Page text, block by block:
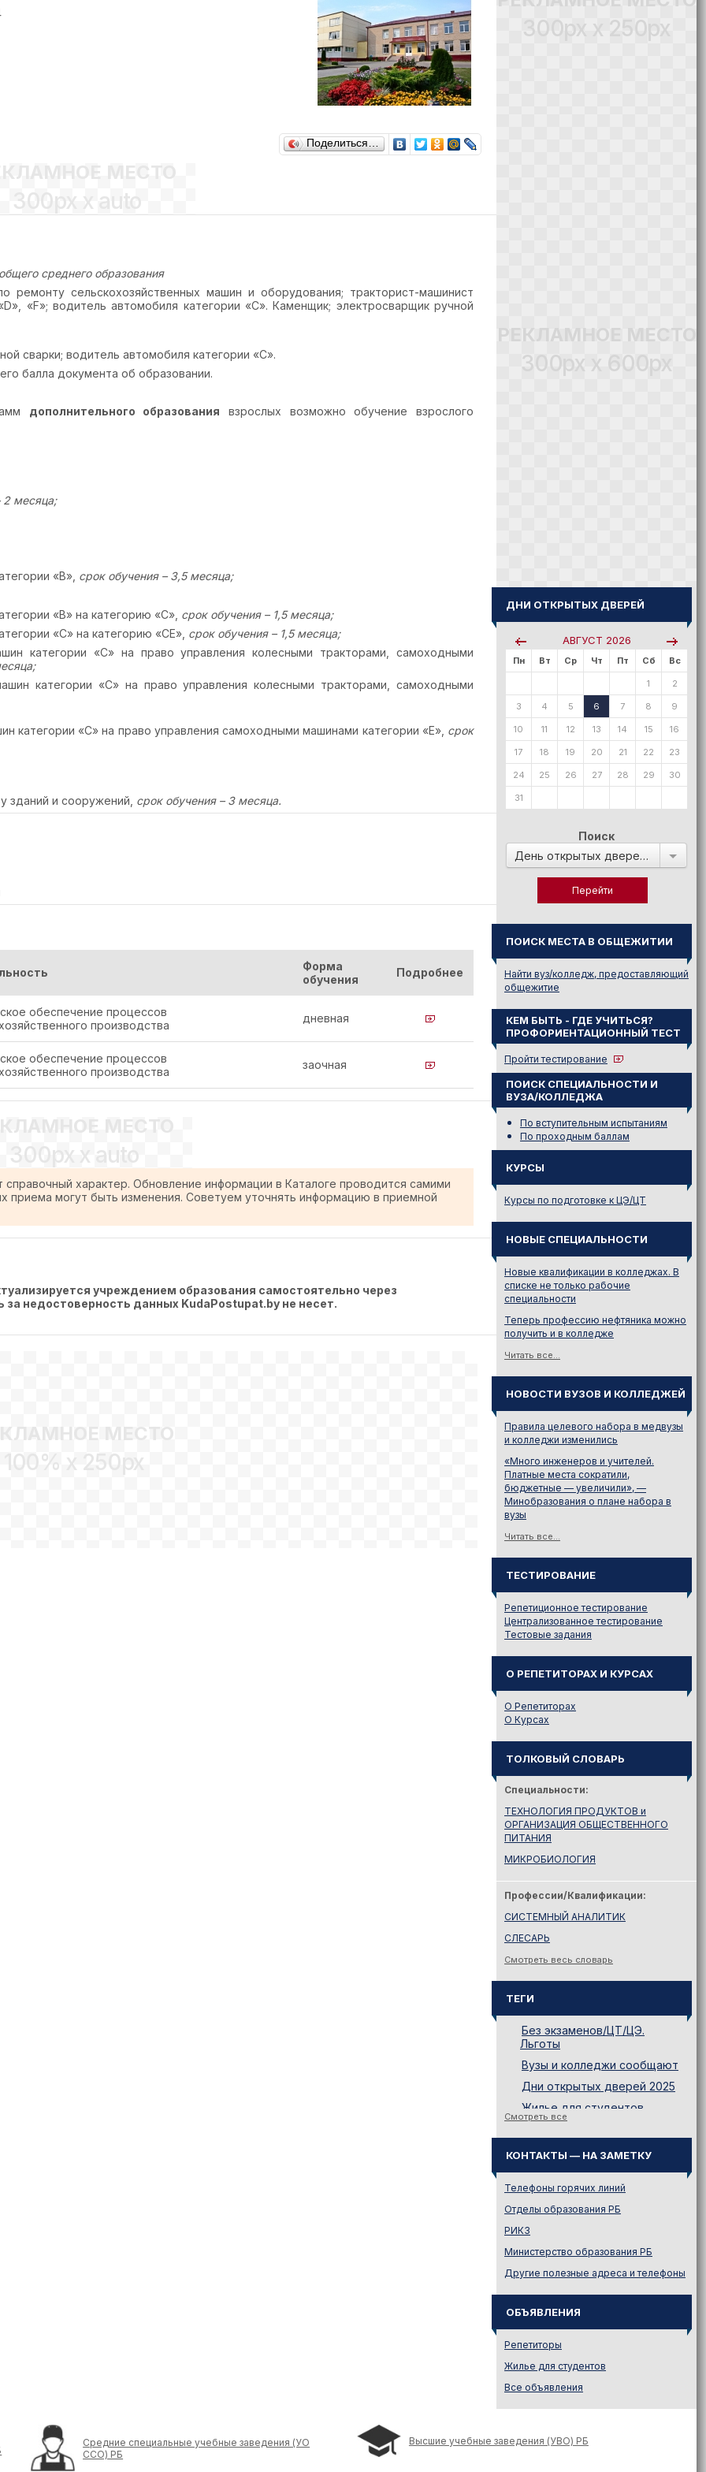
Поделиться…
МЕСТО
300px x auto
среднего образования
ремонту сельскохозяйственных машин и оборудования; тракторист-машинист
D», «F»; водитель автомобиля категории «С». Каменщик; электросварщик ручной
сварки; водитель автомобиля категории «С».
балла документа об образовании.
дополнительного образования взрослых возможно обучение взрослого
2 месяца;
«В», срок обучения – 3,5 месяца;
«В» на категорию «С», срок обучения – 1,5 месяца;
«С» на категорию «СЕ», срок обучения – 1,5 месяца;
категории «С» на право управления колесными тракторами, самоходными
категории «С» на право управления колесными тракторами, самоходными
категории «С» на право управления самоходными машинами категории «Е», срок
зданий и сооружений, срок обучения – 3 месяца.
Форма
обучения
Подробнее
обеспечение процессов
производства
дневная
обеспечение процессов
производства
заочная
МЕСТО
300px x auto
характер. Обновление информации в Каталоге проводится самими
приема могут быть изменения. Советуем уточнять информацию в приемной
учреждением образования самостоятельно через
за недостоверность данных KudaPostupat.by не несет.
МЕСТО
100% x 250px
300px x 250px
РЕКЛАМНОЕ МЕСТО
300px x 600px
ДНИ ОТКРЫТЫХ ДВЕРЕЙ
АВГУСТ 2026
Пн Вт Ср Чт Пт Сб Вс
1 2
3 4 5 6 7 8 9
10 11 12 13 14 15 16
17 18 19 20 21 22 23
24 25 26 27 28 29 30
31
Поиск
День открытых дверей в:
ПОИСК МЕСТА В ОБЩЕЖИТИИ
Найти вуз/колледж, предоставляющий
общежитие
КЕМ БЫТЬ - ГДЕ УЧИТЬСЯ?
ПРОФОРИЕНТАЦИОННЫЙ ТЕСТ
Пройти тестирование
ПОИСК СПЕЦИАЛЬНОСТИ И
ВУЗА/КОЛЛЕДЖА
По вступительным испытаниям
По проходным баллам
КУРСЫ
Курсы по подготовке к ЦЭ/ЦТ
НОВЫЕ СПЕЦИАЛЬНОСТИ
Новые квалификации в колледжах. В
списке не только рабочие
специальности
Теперь профессию нефтяника можно
получить и в колледже
Читать все...
НОВОСТИ ВУЗОВ И КОЛЛЕДЖЕЙ
Правила целевого набора в медвузы
и колледжи изменились
«Много инженеров и учителей.
Платные места сократили,
бюджетные — увеличили», —
Минобразования о плане набора в
вузы
Читать все...
ТЕСТИРОВАНИЕ
Репетиционное тестирование
Централизованное тестирование
Тестовые задания
О РЕПЕТИТОРАХ И КУРСАХ
О Репетиторах
О Курсах
ТОЛКОВЫЙ СЛОВАРЬ
Специальности:
ТЕХНОЛОГИЯ ПРОДУКТОВ и
ОРГАНИЗАЦИЯ ОБЩЕСТВЕННОГО
ПИТАНИЯ
МИКРОБИОЛОГИЯ
Профессии/Квалификации:
СИСТЕМНЫЙ АНАЛИТИК
СЛЕСАРЬ
Смотреть весь словарь
ТЕГИ
Без экзаменов/ЦТ/ЦЭ.
Льготы
Вузы и колледжи сообщают
Дни открытых дверей 2025
Жилье для студентов
Иностранному абитуриенту
Куда поступать на твою
специальность?
Куда поступать? — Это надо
только
Подготовительные курсы
Подготовка к ЦЭ и ЦТ.
Репетиторы
Поступление в вузы
Поступление в колледжи
Профориентация
Проходные баллы в вузах
Беларуси
Смотреть все
КОНТАКТЫ — НА ЗАМЕТКУ
Телефоны горячих линий
Отделы образования РБ
РИКЗ
Министерство образования РБ
Другие полезные адреса и телефоны
ОБЪЯВЛЕНИЯ
Репетиторы
Жилье для студентов
Все объявления
Средние специальные учебные заведения (УО
ССО) РБ
Высшие учебные заведения (УВО) РБ